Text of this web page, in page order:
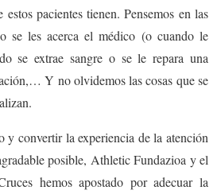
pacientes tienen. Pensemos en las
se les acerca el médico (o cuando le
se extrae sangre o se le repara una
Y no olvidemos las cosas que se
y convertir la experiencia de la atención
posible, Athletic Fundazioa y el
hemos apostado por adecuar la